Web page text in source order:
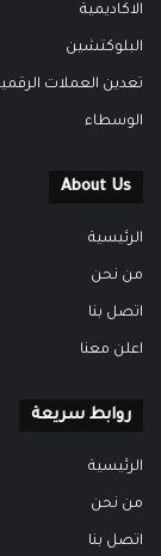
الاكاديمية
البلوكتشين
تعدين العملات
الوسطاء
About Us
الرئيسية
من نحن
اتصل بنا
اعلن معنا
روابط سريعة
الرئيسية
من نحن
اتصل بنا